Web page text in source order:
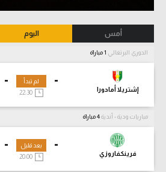
أمس اليوم
الدوري البرتغالي
-
إشتريلا أمادورا
- لم تبدأ
مباريات ودية - أندية
-
فرينكفاروزي
- بعد قليل